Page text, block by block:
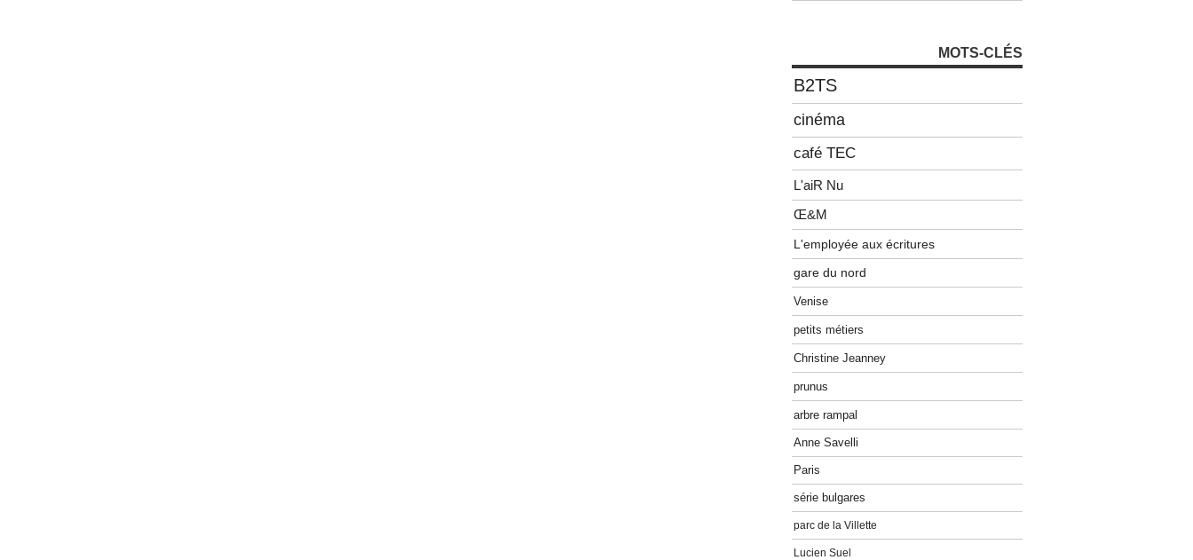
MOTS-CLÉS
B2TS
cinéma
café TEC
L'aiR Nu
Œ&M
L'employée aux écritures
gare du nord
Venise
petits métiers
Christine Jeanney
prunus
arbre rampal
Anne Savelli
Paris
série bulgares
parc de la Villette
Lucien Suel